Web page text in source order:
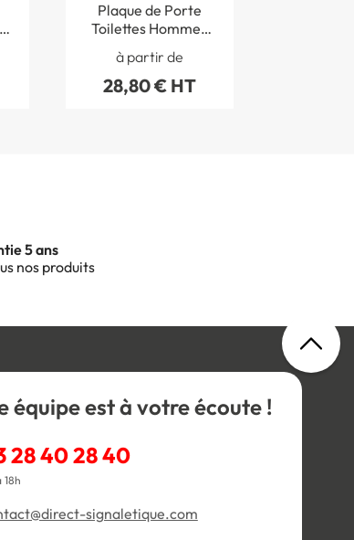
Plaque de Porte
Toilettes Hommes
Handicapés - H 200
x Larg 97 mm -
Bambou -Gamme
à partir de
28,80 € HT
5 ans
nos produits
équipe est à votre écoute !
28 40 28 40
18h
signaletique.com